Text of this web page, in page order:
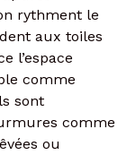
rythment le
aux toiles
l’espace
comme
sont
comme
ou